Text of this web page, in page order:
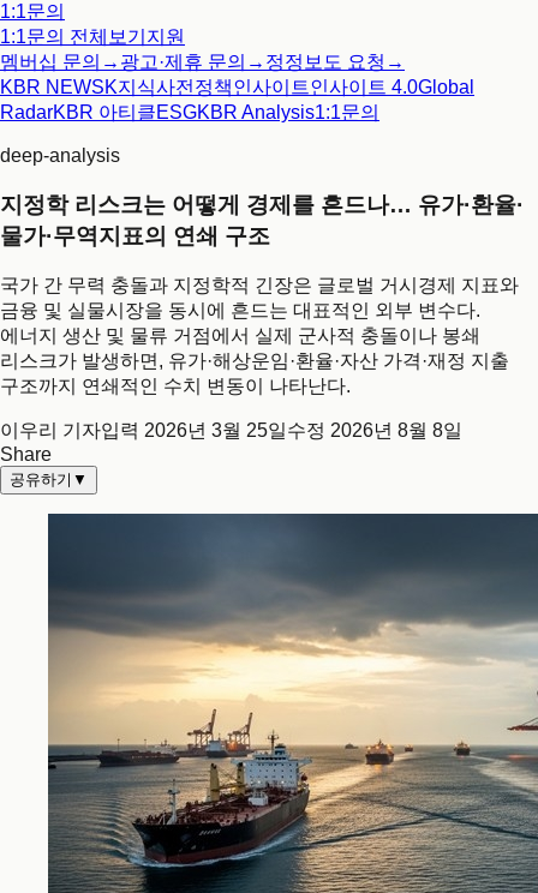
1:1문의
1:1문의 전체보기 지원
멤버십 문의 → 광고·제휴 문의 → 정정보도 요청 →
KBR NEWSK지식사전 정책인사이트인사이트 4.0Global
RadarKBR 아티클ESGKBR Analysis1:1문의
deep-analysis
지정학 리스크는 어떻게 경제를 흔드나… 유가·환율·
물가·무역지표의 연쇄 구조
국가 간 무력 충돌과 지정학적 긴장은 글로벌 거시경제 지표와
금융 및 실물시장을 동시에 흔드는 대표적인 외부 변수다.
에너지 생산 및 물류 거점에서 실제 군사적 충돌이나 봉쇄
리스크가 발생하면, 유가·해상운임·환율·자산 가격·재정 지출
구조까지 연쇄적인 수치 변동이 나타난다.
이우리 기자입력 2026년 3월 25일수정 2026년 8월 8일
Share
공유하기 ▼